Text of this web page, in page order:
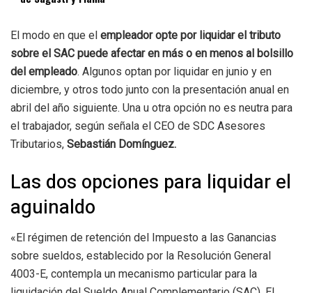
El modo en que el empleador opte por liquidar el tributo
sobre el SAC puede afectar en más o en menos al bolsillo
del empleado. Algunos optan por liquidar en junio y en
diciembre, y otros todo junto con la presentación anual en
abril del año siguiente. Una u otra opción no es neutra para
el trabajador, según señala el CEO de SDC Asesores
Tributarios, Sebastián Domínguez.
Las dos opciones para liquidar el
aguinaldo
«El régimen de retención del Impuesto a las Ganancias
sobre sueldos, establecido por la Resolución General
4003-E, contempla un mecanismo particular para la